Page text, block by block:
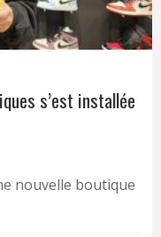
s’est installée
nouvelle boutique